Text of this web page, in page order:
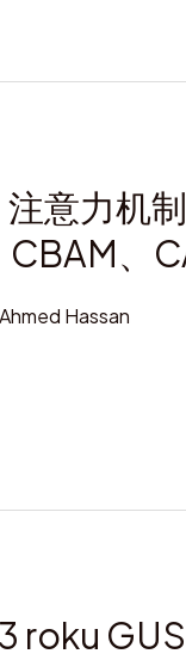
意力机
CBAM、
Ahmed Hassan
roku